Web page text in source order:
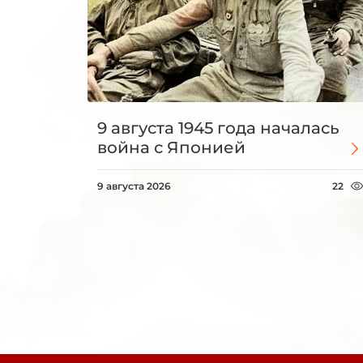
9 августа 1945 года началась
война с Японией
9 августа 2026 22